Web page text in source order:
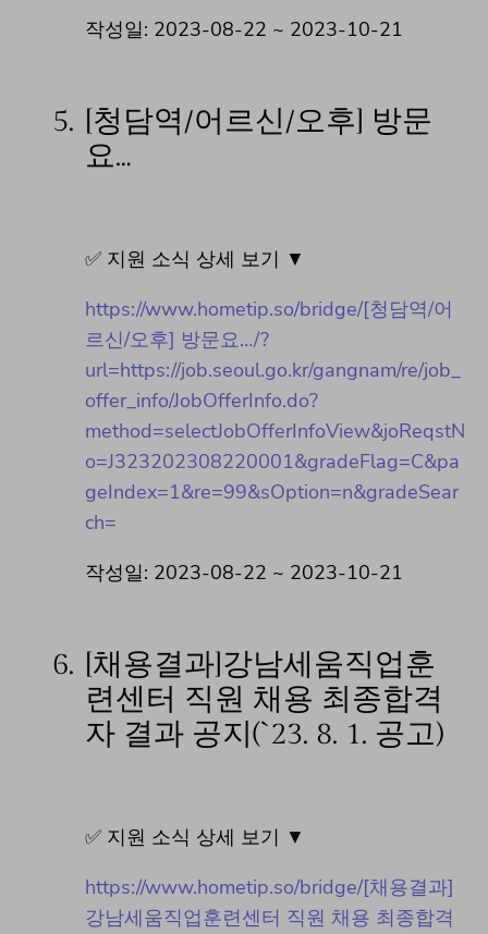
작성일: 2023-08-22 ~ 2023-10-21
5. [청담역/어르신/오후] 방문
요…
✅ 지원 소식 상세 보기 ▼
https://www.hometip.so/bridge/[청담역/어
르신/오후] 방문요…/?
url=https://job.seoul.go.kr/gangnam/re/job_
offer_info/JobOfferInfo.do?
method=selectJobOfferInfoView&joReqstN
o=J323202308220001&gradeFlag=C&pa
geIndex=1&re=99&sOption=n&gradeSear
ch=
작성일: 2023-08-22 ~ 2023-10-21
6. [채용결과]강남세움직업훈
련센터 직원 채용 최종합격
자 결과 공지(`23. 8. 1. 공고)
✅ 지원 소식 상세 보기 ▼
https://www.hometip.so/bridge/[채용결과]
강남세움직업훈련센터 직원 채용 최종합격